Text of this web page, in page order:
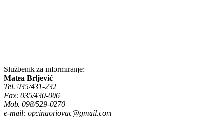
Službenik za informiranje:
Matea Brljević
Tel. 035/431-232
Fax: 035/430-006
Mob. 098/529-0270
e-mail: opcinaoriovac@gmail.com